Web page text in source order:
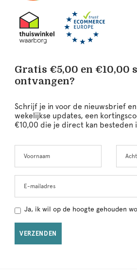
Gratis €5,00 en €10,00
ontvangen?
Schrijf je in voor de nieuwsbrief
wekelijkse updates, een
€10,00 die je direct kan besteden
this
Ja, ik wil op de hoogte gehouden
VERZENDEN